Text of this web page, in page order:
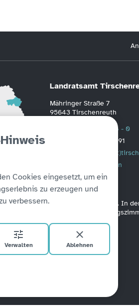
Cookies eingesetzt, um ein
zu erzeugen und
verbessern.
Verwalten Ablehnen
Landratsamt
Mähringer Straße 7
95643 Tirschenreuth
0 96 31 / 88 - 0
0 96 31 / 2391
Weitere Informationen
sind barrierefrei verbunden. In
Ein barrierefreies